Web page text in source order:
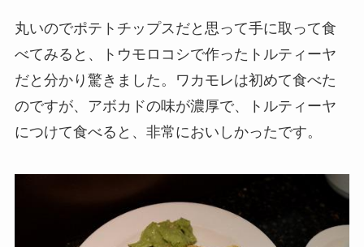
丸いのでポテトチップスだと思って手に取って食
べてみると、トウモロコシで作ったトルティーヤ
だと分かり驚きました。ワカモレは初めて食べた
のですが、アボカドの味が濃厚で、トルティーヤ
につけて食べると、非常においしかったです。